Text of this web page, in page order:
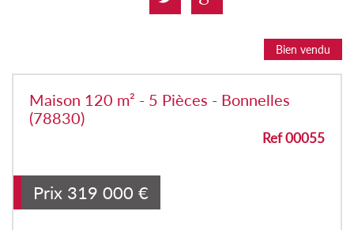
Bien vendu
Maison 120 m² - 5 Pièces - Bonnelles
(78830)
Ref 00055
Prix 319 000 €